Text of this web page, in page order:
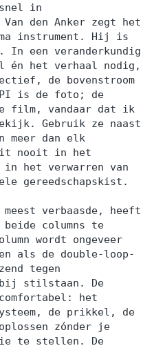
in
Van den Anker zegt het
instrument. Hij is
In een veranderkundig
het verhaal nodig,
de bovenstroom
is de foto; de
film, vandaar dat ik
Gebruik ze naast
meer dan elk
nooit in het
het verwarren van
gereedschapskist.
verbaasde, heeft
columns te
wordt ongeveer
als de double-loop-
tegen
stilstaan. De
het
de prikkel, de
zónder je
te stellen. De